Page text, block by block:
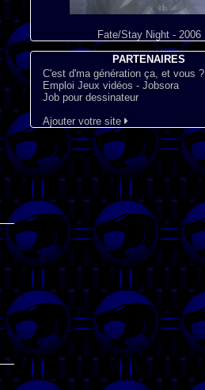
Fate/Stay Night - 2006
PARTENAIRES
C'est d'ma génération ça, et vous ?
Emploi Jeux vidéos - Jobsora
Job pour dessinateur
Ajouter votre site